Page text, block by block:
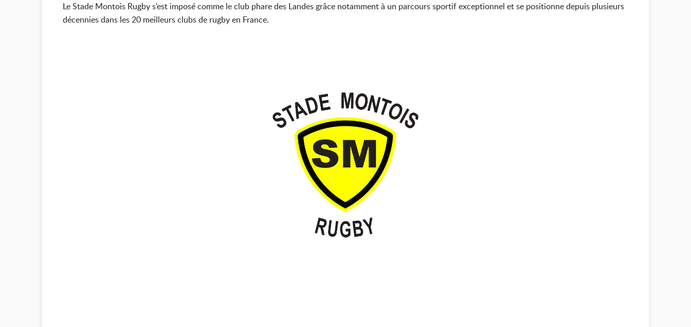
Le Stade Montois Rugby s’est imposé comme le club phare des Landes grâce notamment à un parcours sportif exceptionnel et se positionne depuis plusieurs
décennies dans les 20 meilleurs clubs de rugby en France.